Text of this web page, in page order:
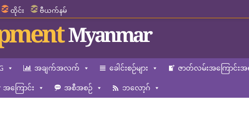
ထိုင်း ဗီယက်နမ်
Myanmar
အချက်အလက် ခေါင်းစဉ်များ ဇာတ်လမ်းအကြောင်းအရ
အကြောင်း အစီအစဉ် ဘလော့ဂ်